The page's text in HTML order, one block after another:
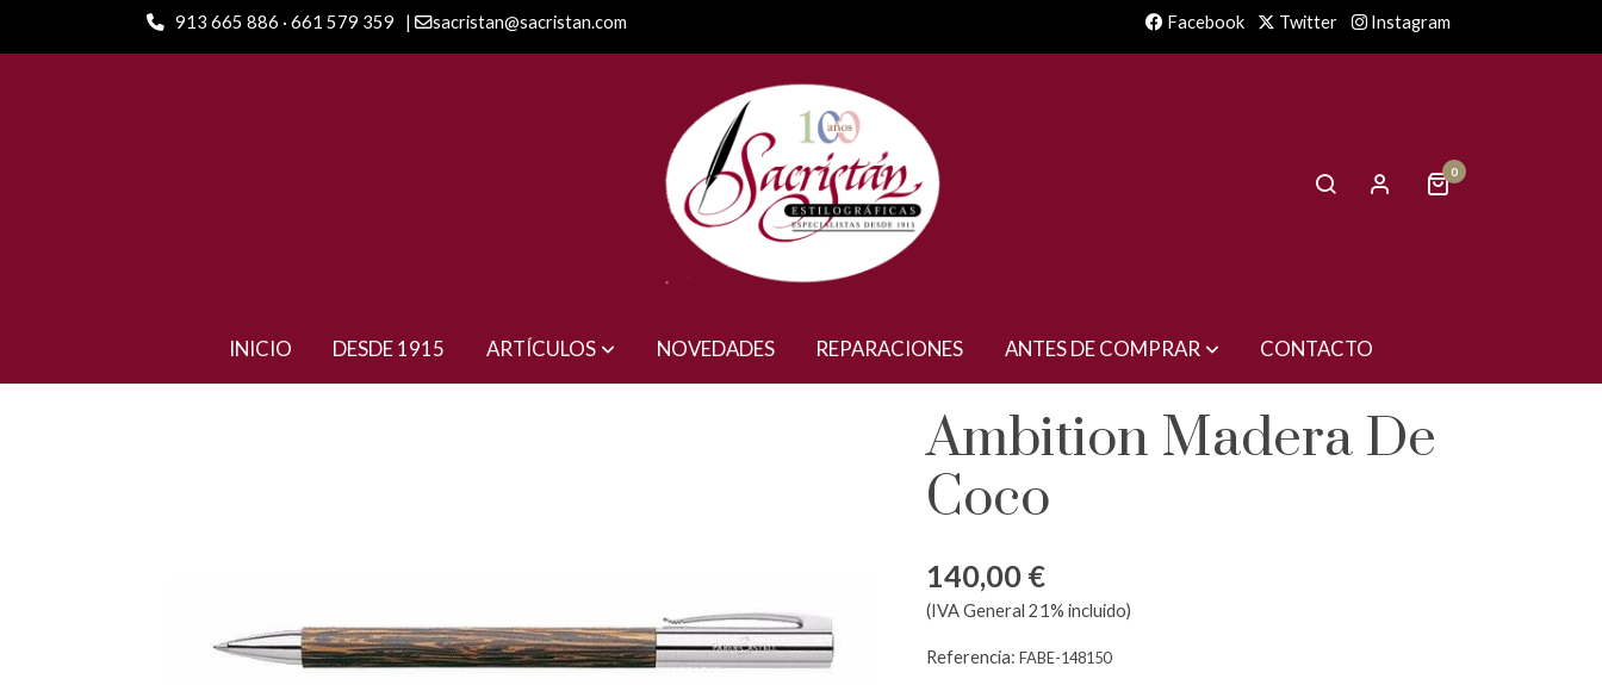
913 665 886 · 661 579 359 | sacristan@sacristan.com Facebook Twitter Instagram
0
INICIO DESDE 1915 ARTÍCULOS NOVEDADES REPARACIONES ANTES DE COMPRAR CONTACTO
ARTÍCULOS Ambition Madera De Coco
Ambition Madera De
Coco
140,00 €
(IVA General 21% incluido)
Referencia:FABE-148150